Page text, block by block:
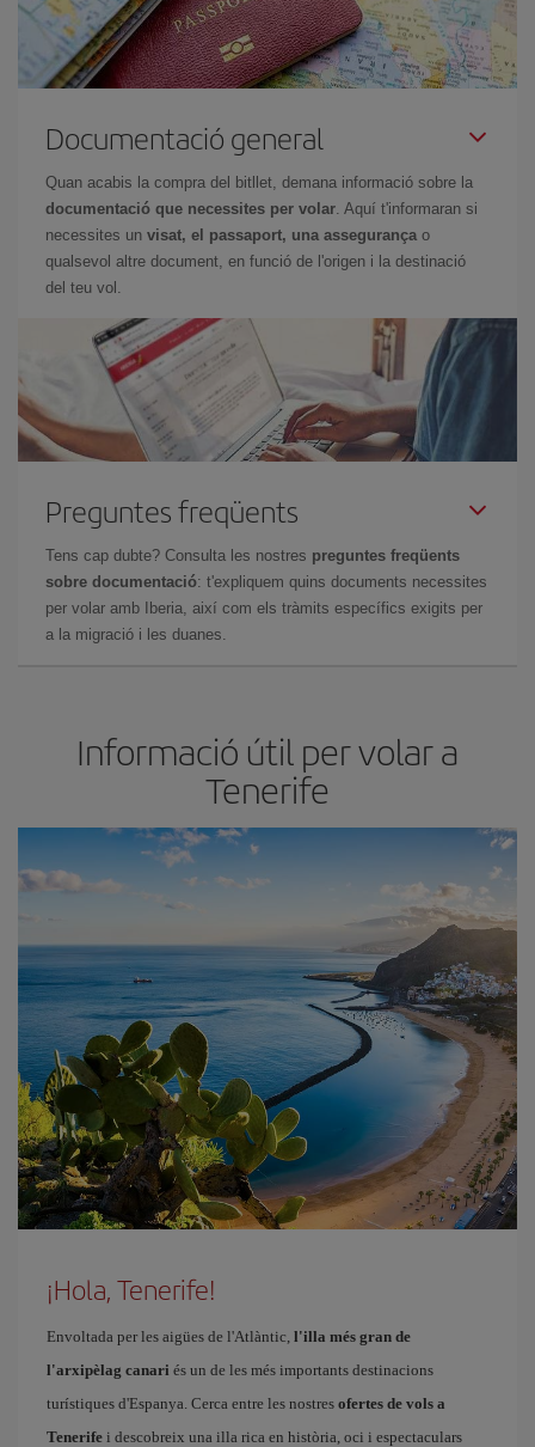
Documentació general
Quan acabis la compra del bitllet, demana informació sobre la
documentació que necessites per volar. Aquí t'informaran si
necessites un visat, el passaport, una assegurança o
qualsevol altre document, en funció de l'origen i la destinació
del teu vol.
Preguntes freqüents
Tens cap dubte? Consulta les nostres preguntes freqüents
sobre documentació: t'expliquem quins documents necessites
per volar amb Iberia, així com els tràmits específics exigits per
a la migració i les duanes.
Informació útil per volar a
Tenerife
¡Hola, Tenerife!
Envoltada per les aigües de l'Atlàntic, l'illa més gran de
l'arxipèlag canari és un de les més importants destinacions
turístiques d'Espanya. Cerca entre les nostres ofertes de vols a
Tenerife i descobreix una illa rica en història, oci i espectaculars